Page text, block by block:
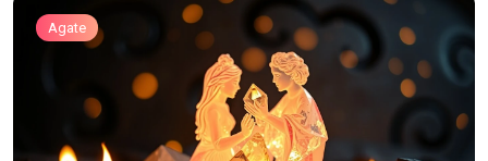
Agate